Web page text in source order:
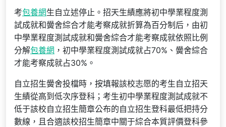
考包養網生自立述停止。招天生績應將初中學業程度測
試成就和黌舍綜合才能考察成就折算為百分制后，由初
中學業程度測試成就和黌舍綜合才能考察成就依照比例
分解包養網 ，初中學業程度測試成就占70%、黌舍綜合
才能考察成就占30%。
自立招生黌舍投檔時，按填報該校志愿的考生自立招天
生績從高到低次序登科；考生初中學業程度測試成就不
低于該校自立招生簡章公布的自立招生登科最低把持分
數線，且合適該校招生簡章中關于綜合本質評價登科參